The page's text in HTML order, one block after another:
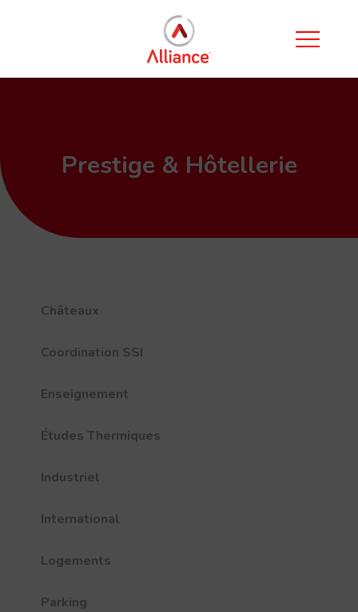
Prestige & Hôtellerie
Châteaux
Coordination SSI
Enseignement
Études Thermiques
Industriel
International
Logements
Parking